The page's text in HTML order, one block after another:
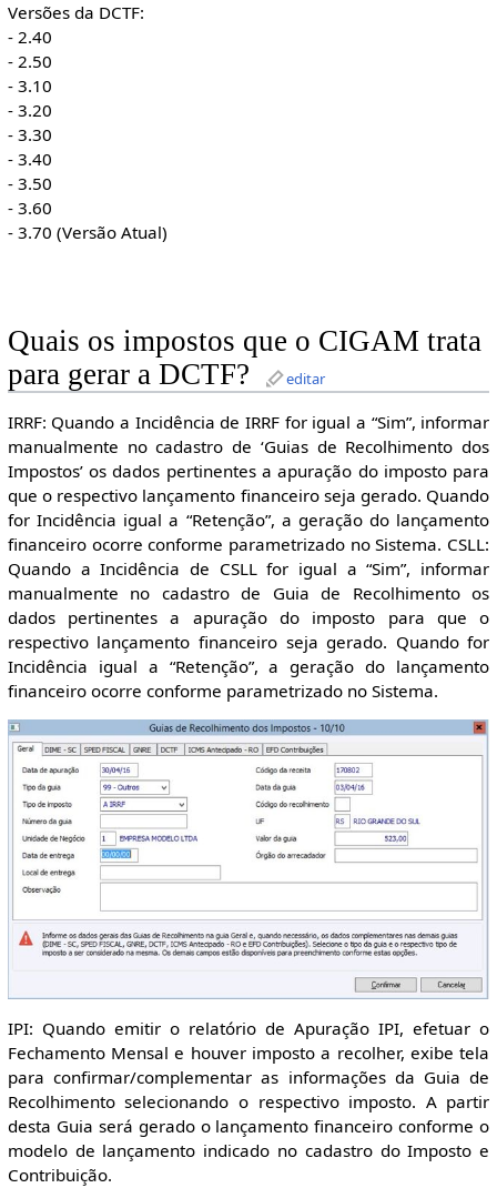
Versões da DCTF:
- 2.40
- 2.50
- 3.10
- 3.20
- 3.30
- 3.40
- 3.50
- 3.60
- 3.70 (Versão Atual)
Quais os impostos que o CIGAM trata
para gerar a DCTF?
editar
IRRF: Quando a Incidência de IRRF for igual a “Sim”, informar
manualmente no cadastro de ‘Guias de Recolhimento dos
Impostos’ os dados pertinentes a apuração do imposto para
que o respectivo lançamento financeiro seja gerado. Quando
for Incidência igual a “Retenção”, a geração do lançamento
financeiro ocorre conforme parametrizado no Sistema. CSLL:
Quando a Incidência de CSLL for igual a “Sim”, informar
manualmente no cadastro de Guia de Recolhimento os
dados pertinentes a apuração do imposto para que o
respectivo lançamento financeiro seja gerado. Quando for
Incidência igual a “Retenção”, a geração do lançamento
financeiro ocorre conforme parametrizado no Sistema.
IPI: Quando emitir o relatório de Apuração IPI, efetuar o
Fechamento Mensal e houver imposto a recolher, exibe tela
para confirmar/complementar as informações da Guia de
Recolhimento selecionando o respectivo imposto. A partir
desta Guia será gerado o lançamento financeiro conforme o
modelo de lançamento indicado no cadastro do Imposto e
Contribuição.